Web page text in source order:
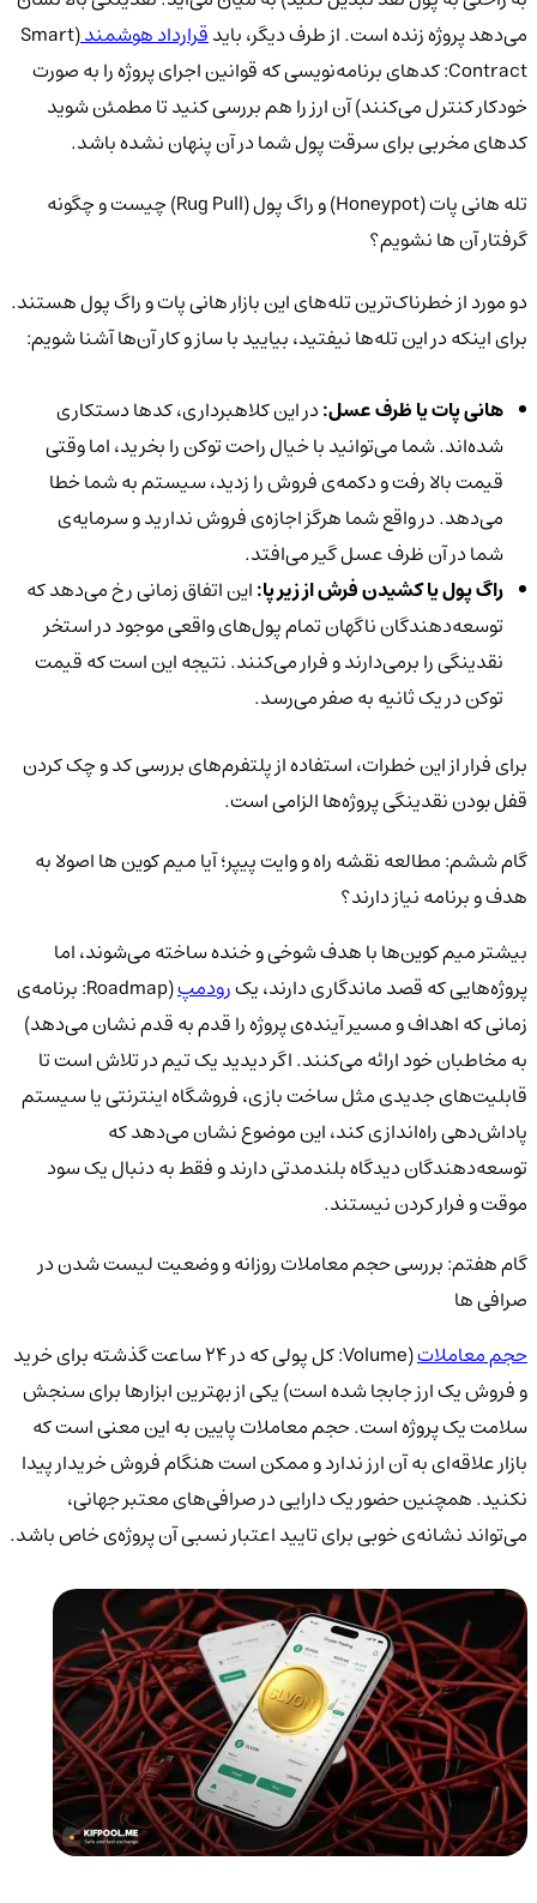
می‌دهد پروژه زنده است. از طرف دیگر، بایدقرارداد هوشمند(Smart
Contract: کدهای برنامه‌نویسی که قوانین اجرای پروژه را به صورت
خودکار کنترل می‌کنند) آن ارز را هم بررسی کنید تا مطمئن شوید
کدهای مخربی برای سرقت پول شما در آن پنهان نشده باشد.
تله هانی پات (Honeypot) و راگ پول (Rug Pull) چیست و چگونه
گرفتار آن ها نشویم؟
دو مورد از خطرناک‌ترین تله‌های این بازار هانی پات و راگ پول هستند.
برای اینکه در این تله‌ها نیفتید، بیایید با ساز و کار آن‌ها آشنا شویم:
هانی پات یا ظرف عسل:در این کلاهبرداری، کدها دستکاری
شده‌اند. شما می‌توانید با خیال راحت توکن را بخرید، اما وقتی
قیمت بالا رفت و دکمه‌ی فروش را زدید، سیستم به شما خطا
می‌دهد. در واقع شما هرگز اجازه‌ی فروش ندارید و سرمایه‌ی
شما در آن ظرف عسل گیر می‌افتد.
راگ پول یا کشیدن فرش از زیر پا:این اتفاق زمانی رخ می‌دهد که
توسعه‌دهندگان ناگهان تمام پول‌های واقعی موجود در استخر
نقدینگی را برمی‌دارند و فرار می‌کنند. نتیجه این است که قیمت
توکن در یک ثانیه به صفر می‌رسد.
برای فرار از این خطرات، استفاده از پلتفرم‌های بررسی کد و چک کردن
قفل بودن نقدینگی پروژه‌ها الزامی است.
گام ششم: مطالعه نقشه راه و وایت پیپر؛ آیا میم کوین ها اصولا به
هدف و برنامه نیاز دارند؟
بیشتر میم کوین‌ها با هدف شوخی و خنده ساخته می‌شوند، اما
پروژه‌هایی که قصد ماندگاری دارند، یکرودمپ
(Roadmap: برنامه‌ی
زمانی که اهداف و مسیر آینده‌ی پروژه را قدم به قدم نشان می‌دهد)
به مخاطبان خود ارائه می‌کنند. اگر دیدید یک تیم در تلاش است تا
قابلیت‌های جدیدی مثل ساخت بازی، فروشگاه اینترنتی یا سیستم
پاداش‌دهی راه‌اندازی کند، این موضوع نشان می‌دهد که
توسعه‌دهندگان دیدگاه بلندمدتی دارند و فقط به دنبال یک سود
موقت و فرار کردن نیستند.
گام هفتم: بررسی حجم معاملات روزانه و وضعیت لیست شدن در
صرافی ها
حجم معاملات
(Volume: کل پولی که در ۲۴ ساعت گذشته برای خرید
و فروش یک ارز جابجا شده است) یکی از بهترین ابزارها برای سنجش
سلامت یک پروژه است. حجم معاملات پایین به این معنی است که
بازار علاقه‌ای به آن ارز ندارد و ممکن است هنگام فروش خریدار پیدا
نکنید. همچنین حضور یک دارایی در صرافی‌های معتبر جهانی،
می‌تواند نشانه‌ی خوبی برای تایید اعتبار نسبی آن پروژه‌ی خاص باشد.